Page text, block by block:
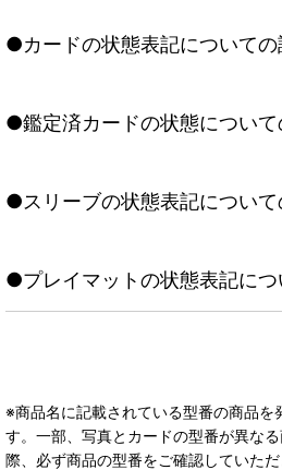
●カードの状態表記についての
●鑑定済カードの状態について
●スリーブの状態表記について
●プレイマットの状態表記につ
※商品名に記載されている型番の商品を
す。一部、写真とカードの型番が異な
際、必ず商品の型番をご確認していた